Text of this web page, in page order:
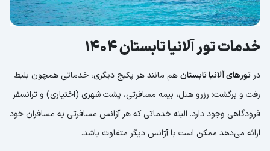
خدمات تور آلانیا تابستان 1404
در تورهای آلانیا تابستانهم مانند هر پکیج دیگری، خدماتی همچون بلیط
رفت و برگشت؛ رزرو هتل، بیمه مسافرتی، پشت شهری (اختیاری) و ترانسفر
فرودگاهی وجود دارد. البته خدماتی که هر آژانس مسافرتی به مسافران خود
ارائه می‌دهد ممکن است با آژانس دیگر متفاوت باشد.